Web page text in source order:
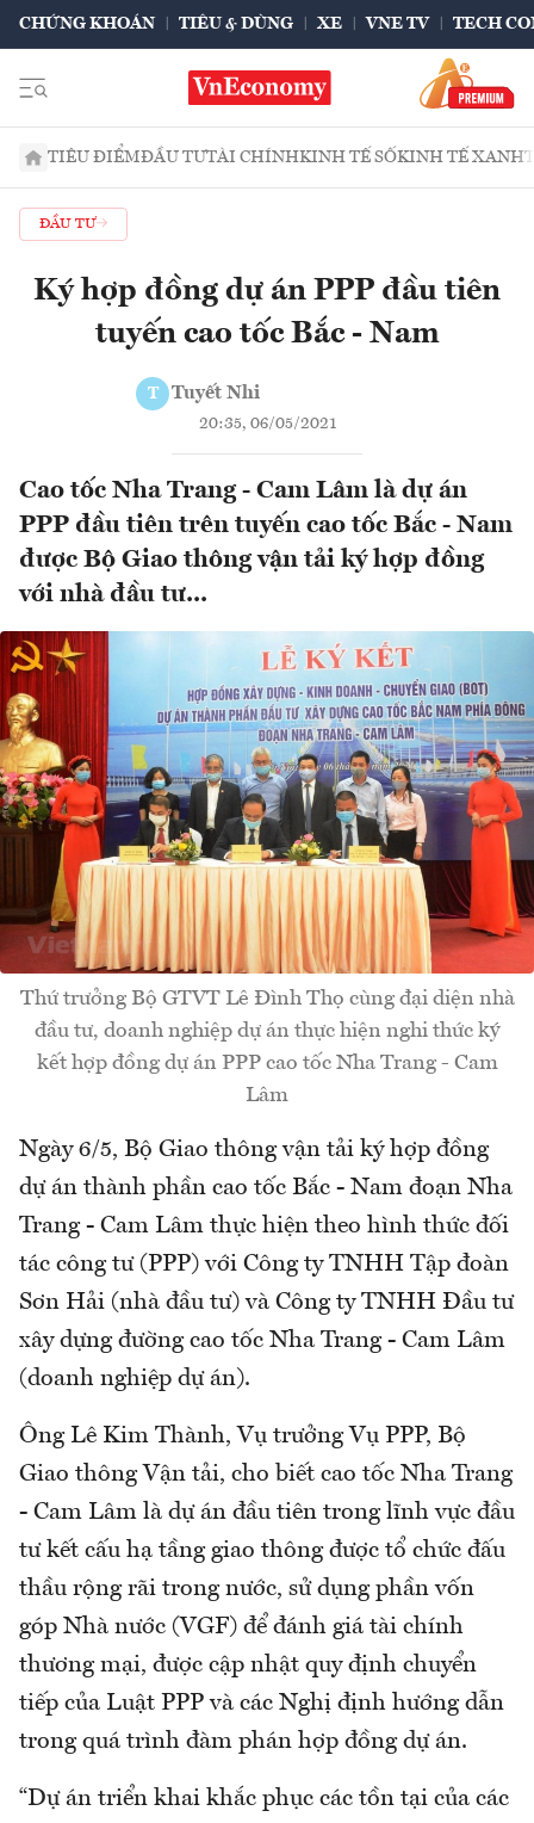
CHỨNG KHOÁN TIÊU & DÙNG XE VNE TV TECH
TIÊU ĐIỂMĐẦU TƯTÀI CHÍNHKINH TẾ SỐKINH TẾ XANH
ĐẦU TƯ
Ký hợp đồng dự án PPP đầu tiên
tuyến cao tốc Bắc - Nam
T Tuyết Nhi
20:35, 06/05/2021
Cao tốc Nha Trang - Cam Lâm là dự án
PPP đầu tiên trên tuyến cao tốc Bắc - Nam
được Bộ Giao thông vận tải ký hợp đồng
với nhà đầu tư...
Thứ trưởng Bộ GTVT Lê Đình Thọ cùng đại diện nhà
đầu tư, doanh nghiệp dự án thực hiện nghi thức ký
kết hợp đồng dự án PPP cao tốc Nha Trang - Cam
Lâm
Ngày 6/5, Bộ Giao thông vận tải ký hợp đồng
dự án thành phần cao tốc Bắc - Nam đoạn Nha
Trang - Cam Lâm thực hiện theo hình thức đối
tác công tư (PPP) với Công ty TNHH Tập đoàn
Sơn Hải (nhà đầu tư) và Công ty TNHH Đầu tư
xây dựng đường cao tốc Nha Trang - Cam Lâm
(doanh nghiệp dự án).
Ông Lê Kim Thành, Vụ trưởng Vụ PPP, Bộ
Giao thông Vận tải, cho biết cao tốc Nha Trang
- Cam Lâm là dự án đầu tiên trong lĩnh vực đầu
tư kết cấu hạ tầng giao thông được tổ chức đấu
thầu rộng rãi trong nước, sử dụng phần vốn
góp Nhà nước (VGF) để đánh giá tài chính
thương mại, được cập nhật quy định chuyển
tiếp của Luật PPP và các Nghị định hướng dẫn
trong quá trình đàm phán hợp đồng dự án.
“Dự án triển khai khắc phục các tồn tại của các